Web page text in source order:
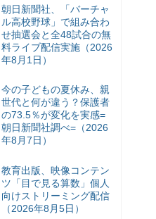
朝日新聞社、「バーチャ
ル高校野球」で組み合わ
せ抽選会と全48試合の無
料ライブ配信実施（2026
年8月1日）
今の子どもの夏休み、親
世代と何が違う？保護者
の73.5％が変化を実感=
朝日新聞社調べ=（2026
年8月7日）
教育出版、映像コンテン
ツ「目で見る算数」個人
向けストリーミング配信
（2026年8月5日）